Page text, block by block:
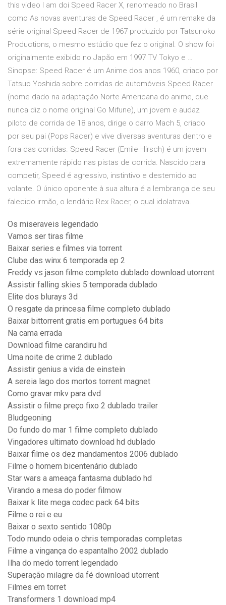
this video I am doi Speed Racer X, renomeado no Brasil
como As novas aventuras de Speed Racer , é um remake da
série original Speed Racer de 1967 produzido por Tatsunoko
Productions, o mesmo estúdio que fez o original. O show foi
originalmente exibido no Japão em 1997 TV Tokyo e …
Sinopse: Speed Racer é um Anime dos anos 1960, criado por
Tatsuo Yoshida sobre corridas de automóveis.Speed Racer
(nome dado na adaptação Norte Americana do anime, que
nunca diz o nome original Go Mifune), um jovem e audaz
piloto de corrida de 18 anos, dirige o carro Mach 5, criado
por seu pai (Pops Racer) e vive diversas aventuras dentro e
fora das corridas. Speed Racer (Emile Hirsch) é um jovem
extremamente rápido nas pistas de corrida. Nascido para
competir, Speed é agressivo, instintivo e destemido ao
volante. O único oponente à sua altura é a lembrança de seu
falecido irmão, o lendário Rex Racer, o qual idolatrava.
Os miseraveis legendado
Vamos ser tiras filme
Baixar series e filmes via torrent
Clube das winx 6 temporada ep 2
Freddy vs jason filme completo dublado download utorrent
Assistir falling skies 5 temporada dublado
Elite dos blurays 3d
O resgate da princesa filme completo dublado
Baixar bittorrent gratis em portugues 64 bits
Na cama errada
Download filme carandiru hd
Uma noite de crime 2 dublado
Assistir genius a vida de einstein
A sereia lago dos mortos torrent magnet
Como gravar mkv para dvd
Assistir o filme preço fixo 2 dublado trailer
Bludgeoning
Do fundo do mar 1 filme completo dublado
Vingadores ultimato download hd dublado
Baixar filme os dez mandamentos 2006 dublado
Filme o homem bicentenário dublado
Star wars a ameaça fantasma dublado hd
Virando a mesa do poder filmow
Baixar k lite mega codec pack 64 bits
Filme o rei e eu
Baixar o sexto sentido 1080p
Todo mundo odeia o chris temporadas completas
Filme a vingança do espantalho 2002 dublado
Ilha do medo torrent legendado
Superação milagre da fé download utorrent
Filmes em torret
Transformers 1 download mp4